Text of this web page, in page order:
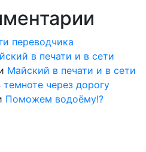
переводчика
в печати и в сети
Майский в печати и в сети
темноте через дорогу
Поможем водоёму!?